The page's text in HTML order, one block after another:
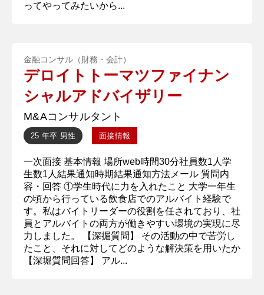
ってやってみたいから...
金融コンサル（財務・会計）
デロイトトーマツファイナン
シャルアドバイザリー
M&Aコンサルタント
25 年卒 男性 面接情報
一次面接 基本情報 場所web時間30分社員数1人学
生数1人結果通知時期結果通知方法メール 質問内
容・回答 ①学生時代に力を入れたこと 大学一年生
の頃から行っている飲食店でのアルバイト経験で
す。私はバイトリーダーの役割を任されており、社
員とアルバイトの両方が働きやすい環境の実現に尽
力しました。 【深掘質問】 その活動の中で苦労し
たこと、それに対してどのような解決策を用いたか
【深堀質問回答】 アル...